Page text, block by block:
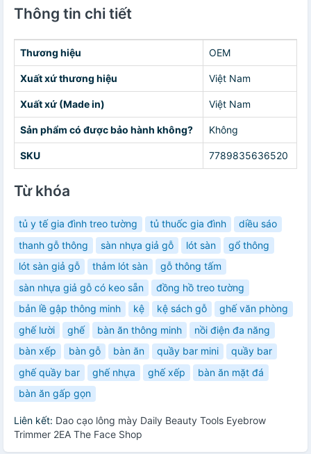
Thông tin chi tiết
Thương hiệu OEM
Xuất xứ thương hiệu Việt Nam
Xuất xứ (Made in) Việt Nam
Sản phẩm có được bảo hành không? Không
SKU 7789835636520
Từ khóa
tủ y tế gia đình treo tường tủ thuốc gia đình
diều sáo
thanh gỗ thông
sàn nhựa giả gỗ lót sàn
gổ thông
lót sàn giả gỗ
thảm lót sàn
gỗ thông tấm
sàn nhựa giả gỗ có keo sẵn
đồng hồ treo tường
bản lề gập thông minh
kệ kệ sách gỗ
ghế văn phòng
ghế lười
ghế bàn ăn thông minh
nồi điện đa năng
bàn xếp
bàn gỗ bàn ăn quầy bar mini
quầy bar
ghế quầy bar
ghế nhựa ghế xếp
bàn ăn mặt đá
bàn ăn gấp gọn
Liên kết: Dao cạo lông mày Daily Beauty Tools Eyebrow
Trimmer 2EA The Face Shop